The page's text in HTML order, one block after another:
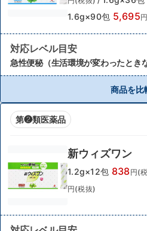
1.6g×90包 5,695
対応レベル目安
急性便秘（生活環境が変わったとき
商品を比
第❷類医薬品
新ウィズワン
1.2g×12包 838円(
円(税抜)